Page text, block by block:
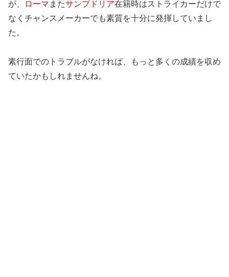
が、
ローマ またサンプドリア在籍時はストライカーだけで
なくチャンスメーカーでも素質を十分に発揮していまし
た。
素行面でのトラブルがなければ、もっと多くの成績を収め
ていたかもしれませんね。